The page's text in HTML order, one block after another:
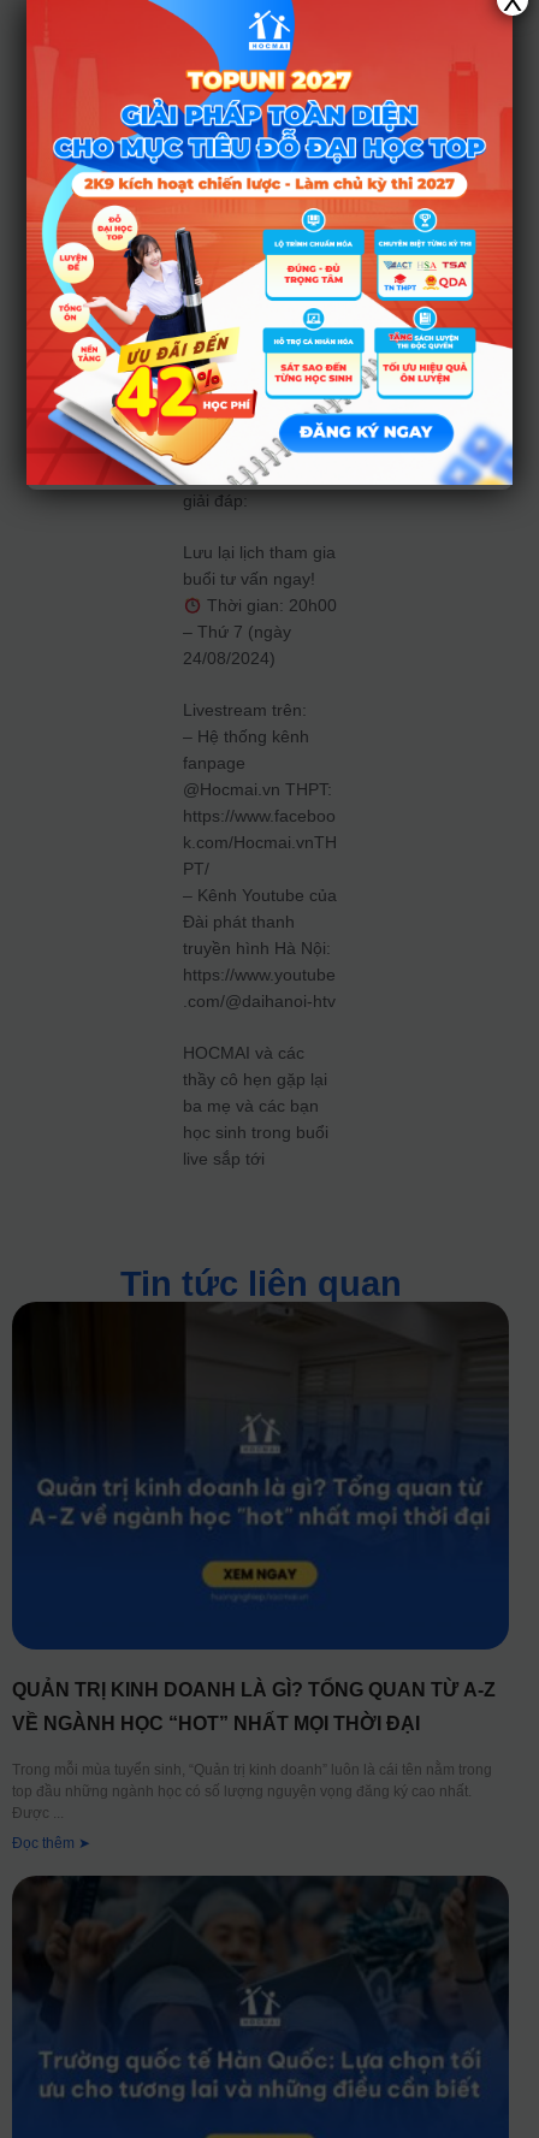
có nhiều năm kinh
nghiệm tư vấn và
hỗ trợ học tập:
T.S Nguyễn Thành
Công – Trưởng ban
Truyền thông
trường THPT
Chuyên Sư phạm
Hà Nội
Thầy Nguyễn Trung
Nguyên – Giáo viên
môn Tiếng Anh,
Academic Manager
– tại trung tâm ICO
Language
Đặt câu hỏi cho
chuyên gia để được
giải đáp:
Lưu lại lịch tham gia
buổi tư vấn ngay!
Thời gian: 20h00
– Thứ 7 (ngày
24/08/2024)
Livestream trên:
– Hệ thống kênh
fanpage
@Hocmai.vn THPT:
https://www.faceboo
k.com/Hocmai.vnTH
PT/
– Kênh Youtube của
Đài phát thanh
truyền hình Hà Nội:
https://www.youtube
.com/@daihanoi-htv
HOCMAI và các
thầy cô hẹn gặp lại
ba mẹ và các bạn
học sinh trong buổi
live sắp tới
Tin tức liên quan
QUẢN TRỊ KINH DOANH LÀ GÌ? TỔNG QUAN TỪ A-Z
VỀ NGÀNH HỌC “HOT” NHẤT MỌI THỜI ĐẠI
Trong mỗi mùa tuyển sinh, “Quản trị kinh doanh” luôn là cái tên nằm trong
top đầu những ngành học có số lượng nguyện vọng đăng ký cao nhất.
Được
Đọc thêm ➤